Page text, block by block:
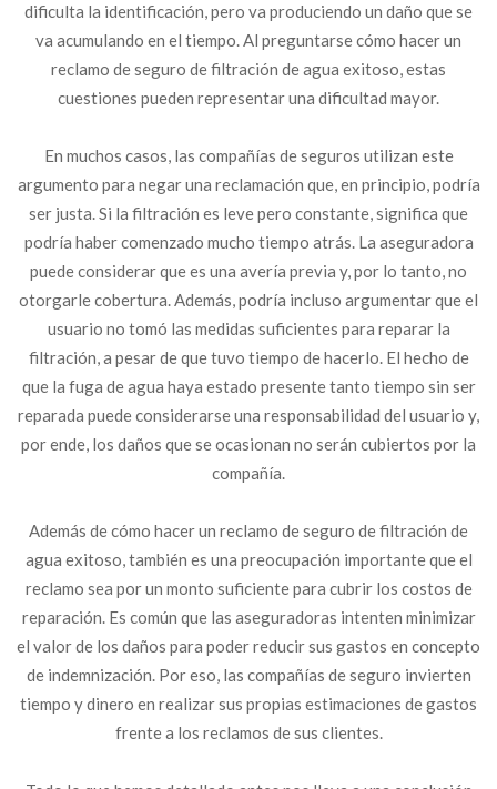
dificulta la identificación, pero va produciendo un daño que se
va acumulando en el tiempo. Al preguntarse cómo hacer un
reclamo de seguro de filtración de agua exitoso, estas
cuestiones pueden representar una dificultad mayor.
En muchos casos, las compañías de seguros utilizan este
argumento para negar una reclamación que, en principio, podría
ser justa. Si la filtración es leve pero constante, significa que
podría haber comenzado mucho tiempo atrás. La aseguradora
puede considerar que es una avería previa y, por lo tanto, no
otorgarle cobertura. Además, podría incluso argumentar que el
usuario no tomó las medidas suficientes para reparar la
filtración, a pesar de que tuvo tiempo de hacerlo. El hecho de
que la fuga de agua haya estado presente tanto tiempo sin ser
reparada puede considerarse una responsabilidad del usuario y,
por ende, los daños que se ocasionan no serán cubiertos por la
compañía.
Además de cómo hacer un reclamo de seguro de filtración de
agua exitoso, también es una preocupación importante que el
reclamo sea por un monto suficiente para cubrir los costos de
reparación. Es común que las aseguradoras intenten minimizar
el valor de los daños para poder reducir sus gastos en concepto
de indemnización. Por eso, las compañías de seguro invierten
tiempo y dinero en realizar sus propias estimaciones de gastos
frente a los reclamos de sus clientes.